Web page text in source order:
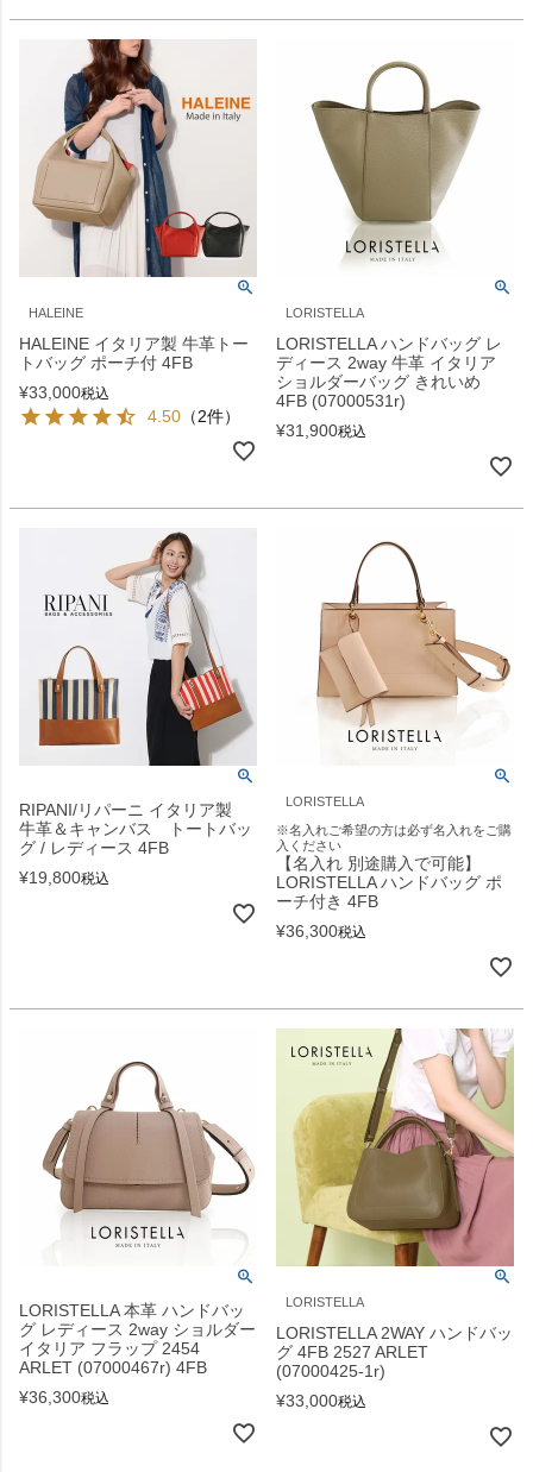
HALEINE
HALEINE イタリア製 牛革トー
トバッグ ポーチ付 4FB
¥33,000税込
4.50 （2件）
LORISTELLA
LORISTELLA ハンドバッグ レ
ディース 2way 牛革 イタリア
ショルダーバッグ きれいめ
4FB (07000531r)
¥31,900税込
RIPANI/リパーニ イタリア製
牛革＆キャンバス トートバッ
グ / レディース 4FB
¥19,800税込
LORISTELLA
※名入れご希望の方は必ず名入れをご購
入ください
【名入れ 別途購入で可能】
LORISTELLA ハンドバッグ ポ
ーチ付き 4FB
¥36,300税込
LORISTELLA 本革 ハンドバッ
グ レディース 2way ショルダー
イタリア フラップ 2454
ARLET (07000467r) 4FB
¥36,300税込
LORISTELLA
LORISTELLA 2WAY ハンドバッ
グ 4FB 2527 ARLET
(07000425-1r)
¥33,000税込